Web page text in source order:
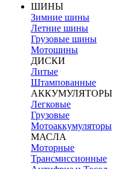
ШИНЫ
Зимние шины
Летние шины
Грузовые шины
Мотошины
ДИСКИ
Литые
Штампованные
АККУМУЛЯТОРЫ
Легковые
Грузовые
Мотоаккумуляторы
МАСЛА
Моторные
Трансмиссионные